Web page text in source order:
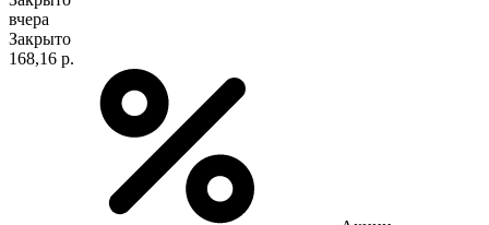
вчера
Закрыто
168,16 р.